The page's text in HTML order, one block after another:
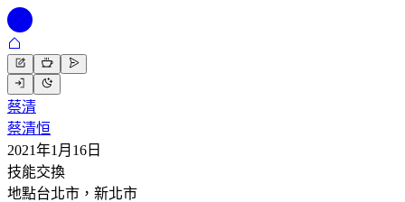
蔡清
蔡清恒
2021年1月16日
技能交換
地點台北市，新北市